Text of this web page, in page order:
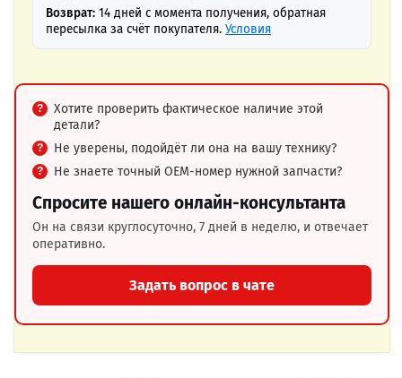
Возврат: 14 дней с момента получения, обратная
пересылка за счёт покупателя. Условия
Хотите проверить фактическое наличие этой
детали?
Не уверены, подойдёт ли она на вашу технику?
Не знаете точный OEM-номер нужной запчасти?
Спросите нашего онлайн-консультанта
Он на связи круглосуточно, 7 дней в неделю, и отвечает
оперативно.
Задать вопрос в чате